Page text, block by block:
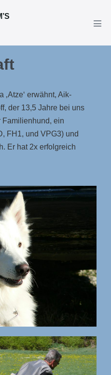
erwähnt, Aik-
der 13,5 Jahre bei uns
Familienhund, ein
FH1, und VPG3) und
Er hat 2x erfolgreich